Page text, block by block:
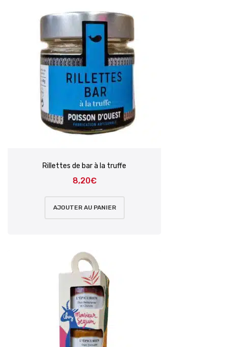
Rillettes de bar à la truffe
8,20€
AJOUTER AU PANIER